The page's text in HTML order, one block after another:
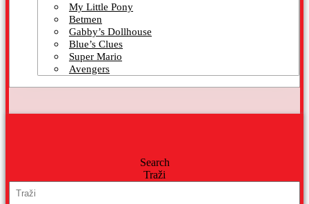
My Little Pony
Betmen
Gabby’s Dollhouse
Blue’s Clues
Super Mario
Avengers
Search
Traži